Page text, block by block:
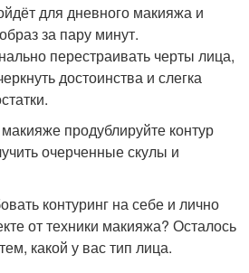
для дневного макияжа и
за пару минут.
перестраивать черты лица,
достоинства и слегка
продублируйте контур
очерченные скулы и
контуринг на себе и лично
от техники макияжа? Осталось
какой у вас тип лица.